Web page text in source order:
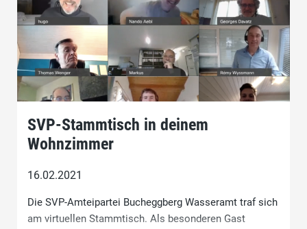
SVP-Stammtisch in deinem
Wohnzimmer
16.02.2021
Die SVP-Amteipartei Bucheggberg Wasseramt traf sich
am virtuellen Stammtisch. Als besonderen Gast